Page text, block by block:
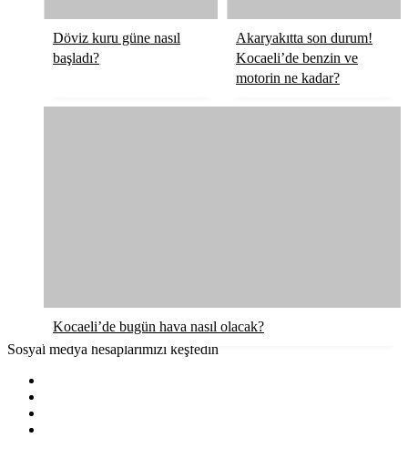
Döviz kuru güne nasıl
başladı?
Akaryakıtta son durum!
Kocaeli’de benzin ve
motorin ne kadar?
Kocaeli’de bugün hava nasıl olacak?
Sosyal medya hesaplarımızı keşfedin